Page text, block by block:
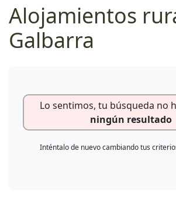
Alojamientos
Galbarra
Lo sentimos, tu búsqueda no
ningún resultado
Inténtalo de nuevo cambiando tus